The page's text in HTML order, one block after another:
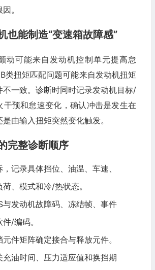
。
也能制造“变速箱故障感”
动可能来自发动机控制单元提高怠
类扭矩匹配问题可能来自发动机扭矩
不一致。诊断时同时记录发动机目标/
干预和怠速变化，确认冲击是发生在
由输入扭矩突然变化触发。
完整诊断顺序
记录具体挡位、油温、车速、
、模式和冷/热状态。
与发动机故障码、冻结帧、事件
/编码。
件矩阵确定接合与释放元件。
充油时间、压力适应值和换挡期